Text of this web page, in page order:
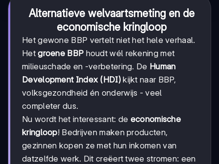
Alternatieve welvaartsmeting en de
economische kringloop
Het gewone BBP vertelt niet het hele verhaal.
Hetgroene BBP houdt wél rekening met
milieuschade en -verbetering. De Human
Development Index (HDI)kijkt naar BBP,
volksgezondheid én onderwijs - veel
completer dus.
Nu wordt het interessant: de economische
kringloop! Bedrijven maken producten,
gezinnen kopen ze met hun inkomen van
datzelfde werk. Dit creëert twee stromen: een